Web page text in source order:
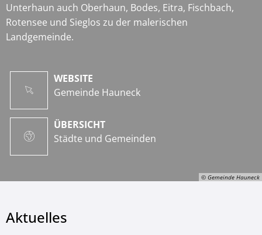
© Gemeinde Hauneck
Unterhaun auch Oberhaun, Bodes, Eitra, Fischbach,
Rotensee und Sieglos zu der malerischen
Landgemeinde.
WEBSITE
Gemeinde Hauneck
ÜBERSICHT
Städte und Gemeinden
Aktuelles